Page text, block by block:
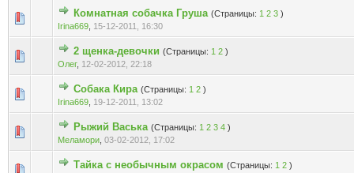
Комнатная собачка Груша (Страницы: 1 2 3 )
Irina669 15-12-2011, 16:30
Голосов: 0 - Средняя оценка: 0 из 5
123 45
2 щенка-девочки (Страницы: 1 2 )
Олег, 12-02-2012, 22:18
Голосов: 0 - Средняя оценка: 0 из 5
12345
Собака Кира (Страницы: 1 2 )
Irina669 19-12-2011, 13:02
Голосов: 0 - Средняя оценка: 0 из 5
1234 5
Рыжий Васька (Страницы: 1 2 3 4 )
Меламори 03-02-2012, 17:02
Голосов: 0 - Средняя оценка: 0 из 5
12345
Тайка с необычным окрасом (Страницы: 1 2 )
Голосов: 0 - Средняя оценка: 0 из 5
123 45